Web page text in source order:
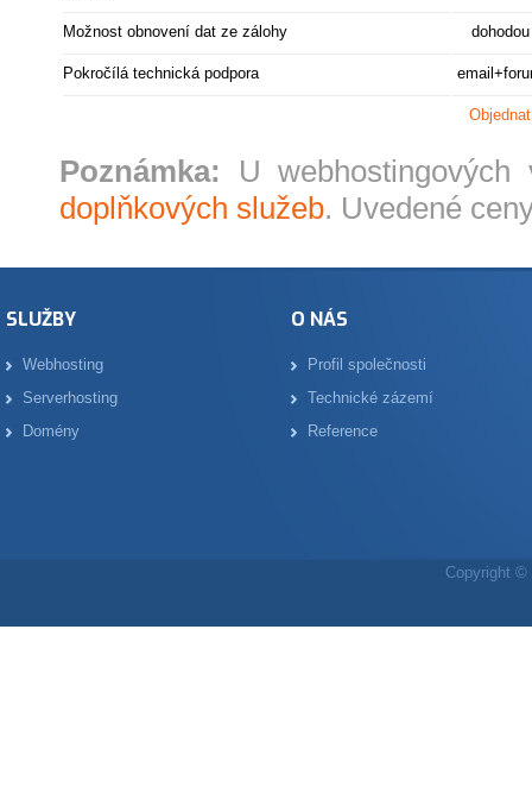
Možnost obnovení dat ze zálohy dohodou
Pokročílá technická podpora
Objednat
Poznámka:
U
doplňkových služeb. Uvedené
SLUŽBY
Webhosting
Serverhosting
Domény
O NÁS
Profil společnosti
Technické zázemí
Reference
Copyright ©